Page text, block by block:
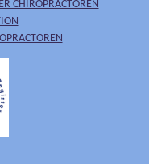
CHIROPRACTOREN